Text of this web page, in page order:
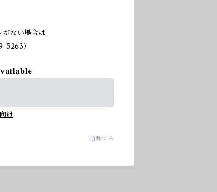
ない場合は
5263）
け
通報する